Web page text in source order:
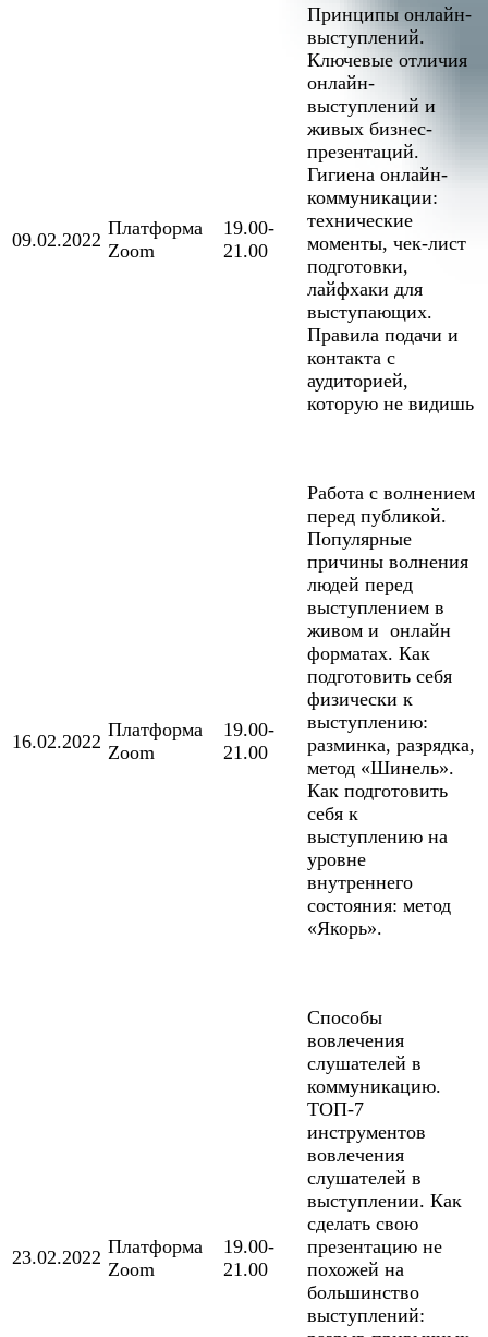
09.02.2022
Платформа
Zoom
19.00-
21.00
Принципы онлайн-
выступлений.
Ключевые отличия
онлайн-
выступлений и
живых бизнес-
презентаций.
Гигиена онлайн-
коммуникации:
технические
моменты, чек-лист
подготовки,
лайфхаки для
выступающих.
Правила подачи и
контакта с
аудиторией,
которую не видишь
16.02.2022
Платформа
Zoom
19.00-
21.00
Работа с волнением
перед публикой.
Популярные
причины волнения
людей перед
выступлением в
живом и онлайн
форматах. Как
подготовить себя
физически к
выступлению:
разминка, разрядка,
метод «Шинель».
Как подготовить
себя к
выступлению на
уровне
внутреннего
состояния: метод
«Якорь».
23.02.2022 Платформа
Zoom
19.00-
21.00
Способы
вовлечения
слушателей в
коммуникацию.
ТОП-7
инструментов
вовлечения
слушателей в
выступлении. Как
сделать свою
презентацию не
похожей на
большинство
выступлений: